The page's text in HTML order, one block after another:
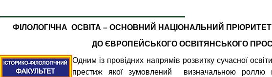
ФІЛОЛОГІЧНА ОСВІТА – ОСНОВНИЙ НАЦІОНАЛЬНИЙ ПРІОРИТЕТ
ДО ЄВРОПЕЙСЬКОГО ОСВІТЯНСЬКОГО
Одним із провідних напрямів розвитку сучасної
престиж якої зумовлений визначальною роллю